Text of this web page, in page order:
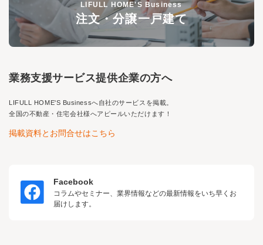
LIFULL HOME'S Business
注文・分譲一戸建て
業務支援サービス提供企業の方へ
LIFULL HOME'S Businessへ自社のサービスを掲載。
全国の不動産・住宅会社様へアピールいただけます！
掲載資料とお問合せはこちら
Facebook
コラムやセミナー、業界情報などの最新情報をいち早くお
届けします。